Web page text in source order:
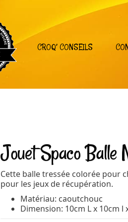
CROQ’ CONSEILS
Jouet Spaco Balle
Cette balle tressée colorée pour
pour les jeux de récupération.
Matériau: caoutchouc
Dimension: 10cm L x 10cm l